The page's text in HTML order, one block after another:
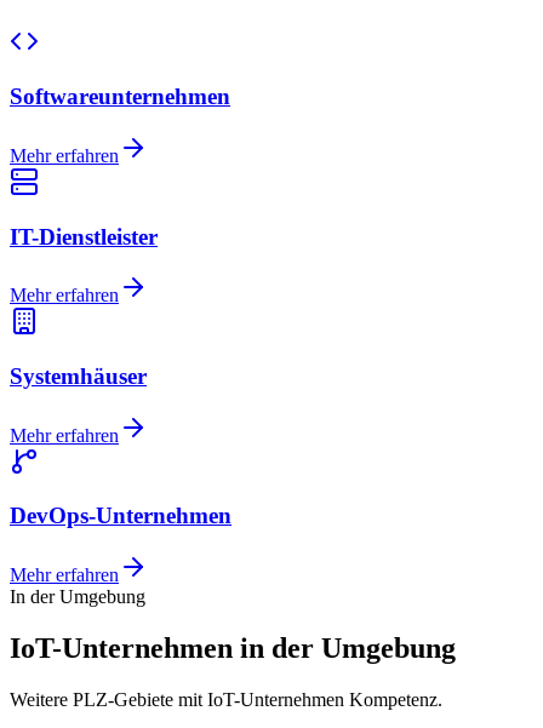
Softwareunternehmen
Mehr erfahren
IT-Dienstleister
Mehr erfahren
Systemhäuser
Mehr erfahren
DevOps-Unternehmen
Mehr erfahren
In der Umgebung
IoT-Unternehmen in der Umgebung
Weitere PLZ-Gebiete mit IoT-Unternehmen Kompetenz.